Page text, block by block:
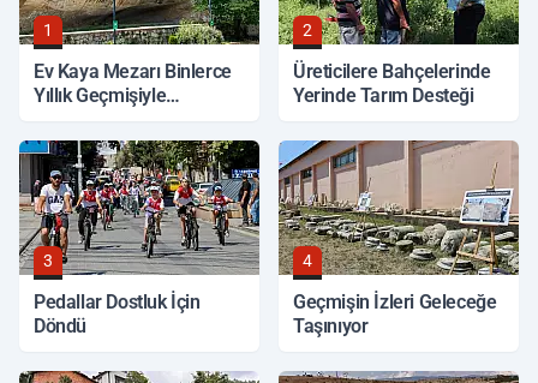
1
Ev Kaya Mezarı Binlerce
Yıllık Geçmişiyle
2
Üreticilere Bahçelerinde
Yerinde Tarım Desteği
3
Pedallar Dostluk İçin
Döndü
4
Geçmişin İzleri Geleceğe
Taşınıyor